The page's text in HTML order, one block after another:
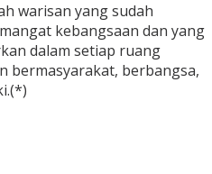
warisan yang sudah
kebangsaan dan yang
dalam setiap ruang
bermasyarakat, berbangsa,